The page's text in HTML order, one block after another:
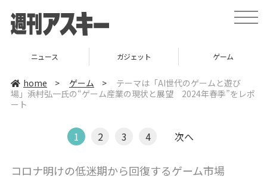
t
o
i
ニュース ガジェット ゲーム
home > ゲーム >
テーマは「AI世代のゲームと遊び
場」――浜村弘一氏の“ゲーム産業の現状と展望 2024年春季”をレポ
ート
1 2 3 4 次へ
コロナ明けの低迷期から回復するゲーム市場